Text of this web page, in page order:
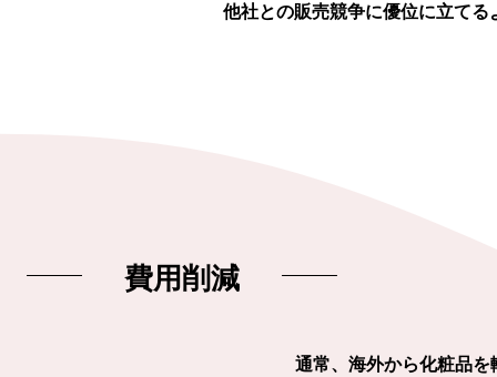
他社との販売競争に優位に立て
​費用削減
通常、海外から化粧品